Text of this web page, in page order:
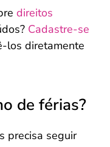
direitos
Cadastre-se
los diretamente
de férias?
precisa seguir